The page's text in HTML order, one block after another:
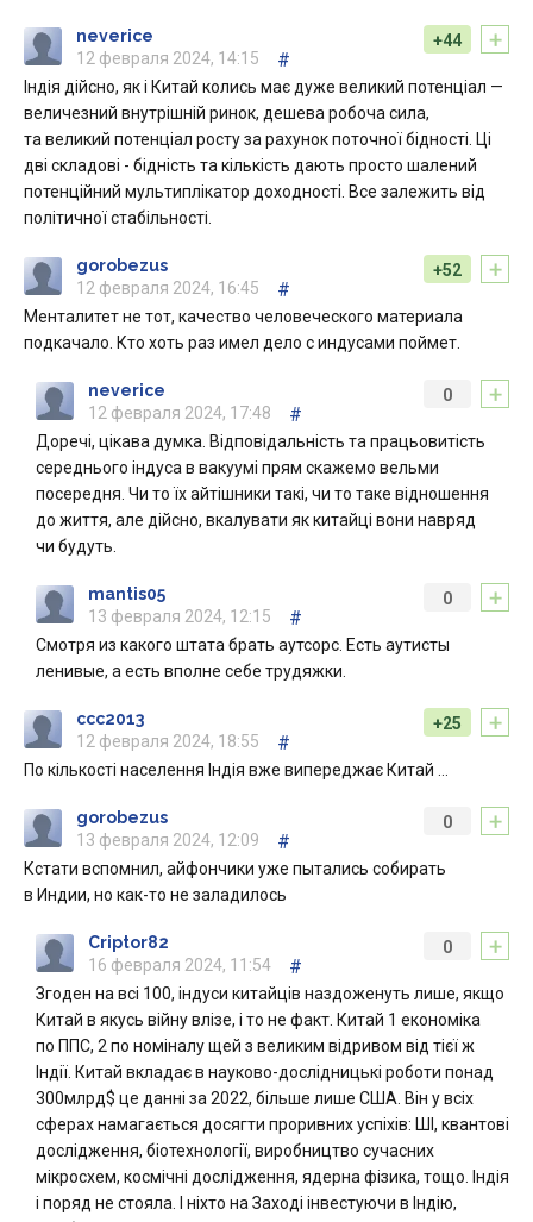
+
+44
neverice
12 февраля 2024, 14:15
#
Індія дійсно, як і Китай колись має дуже великий потенціал —
величезний внутрішній ринок, дешева робоча сила,
та великий потенціал росту за рахунок поточної бідності. Ці
дві складові - бідність та кількість дають просто шалений
потенційний мультиплікатор доходності. Все залежить від
політичної стабільності.
+
+52
gorobezus
12 февраля 2024, 16:45
#
Менталитет не тот, качество человеческого материала
подкачало. Кто хоть раз имел дело с индусами поймет.
+
0
neverice
12 февраля 2024, 17:48
#
Доречі, цікава думка. Відповідальність та працьовитість
середнього індуса в вакуумі прям скажемо вельми
посередня. Чи то їх айтішники такі, чи то таке відношення
до життя, але дійсно, вкалувати як китайці вони навряд
чи будуть.
+
0
mantis05
13 февраля 2024, 12:15
#
Смотря из какого штата брать аутсорс. Есть аутисты
ленивые, а есть вполне себе трудяжки.
+
+25
ccc2013
12 февраля 2024, 18:55
#
По кількості населення Індія вже випереджає Китай …
+
0
gorobezus
13 февраля 2024, 12:09
#
Кстати вспомнил, айфончики уже пытались собирать
в Индии, но как-то не заладилось
+
0
Criptor82
16 февраля 2024, 11:54
#
Згоден на всі 100, індуси китайців наздоженуть лише, якщо
Китай в якусь війну влізе, і то не факт. Китай 1 економіка
по ППС, 2 по номіналу щей з великим відривом від тієї ж
Індії. Китай вкладає в науково-дослідницькі роботи понад
300млрд$ це данні за 2022, більше лише США. Він у всіх
сферах намагається досягти проривних успіхів: ШІ, квантові
дослідження, біотехнології, виробництво сучасних
мікросхем, космічні дослідження, ядерна фізика, тощо. Індія
і поряд не стояла. І ніхто на Заході інвестуючи в Індію,